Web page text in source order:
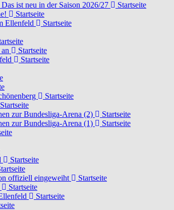
ist neu in der Saison 2026/27
Startseite
Startseite
Ellenfeld
Startseite
Startseite
Startseite
Startseite
Startseite
zur Bundesliga-Arena (2)
Startseite
zur Bundesliga-Arena (1)
Startseite
Startseite
offiziell eingeweiht
Startseite
Startseite
Startseite